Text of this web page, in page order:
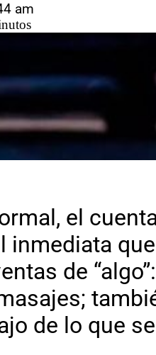
am
el
inmediata
de
de lo que